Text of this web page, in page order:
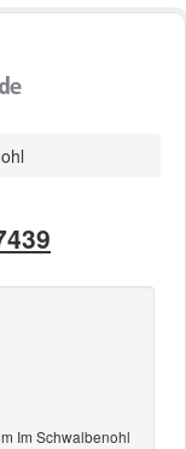
Im Schwalbenohl